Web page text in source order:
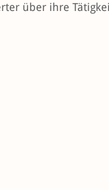
über ihre